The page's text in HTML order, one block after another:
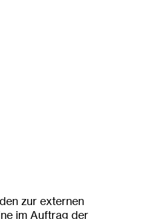
zur externen
im Auftrag der